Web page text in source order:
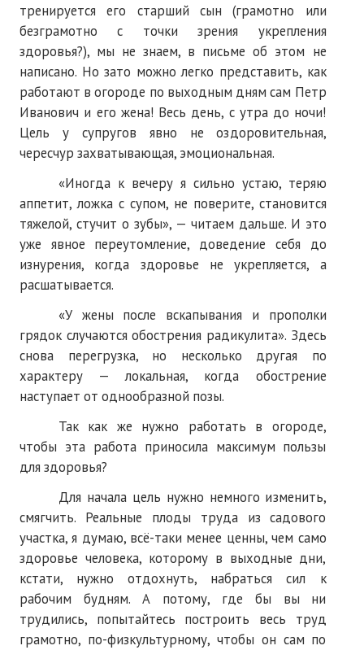
тренируется его старший сын (грамотно или
безграмотно с точки зрения укрепления
здоровья?), мы не знаем, в письме об этом не
написано. Но зато можно легко представить, как
работают в огороде по выходным дням сам Петр
Иванович и его жена! Весь день, с утра до ночи!
Цель у супругов явно не оздоровительная,
чересчур захватывающая, эмоциональная.
«Иногда к вечеру я сильно устаю, теряю
аппетит, ложка с супом, не поверите, становится
тяжелой, стучит о зубы», — читаем дальше. И это
уже явное переутомление, доведение себя до
изнурения, когда здоровье не укрепляется, а
расшатывается.
«У жены после вскапывания и прополки
грядок случаются обострения радикулита». Здесь
снова перегрузка, но несколько другая по
характеру — локальная, когда обострение
наступает от однообразной позы.
Так как же нужно работать в огороде,
чтобы эта работа приносила максимум пользы
для здоровья?
Для начала цель нужно немного изменить,
смягчить. Реальные плоды труда из садового
участка, я думаю, всё-таки менее ценны, чем само
здоровье человека, которому в выходные дни,
кстати, нужно отдохнуть, набраться сил к
рабочим будням. А потому, где бы вы ни
трудились, попытайтесь построить весь труд
грамотно, по-физкультурному, чтобы он сам по